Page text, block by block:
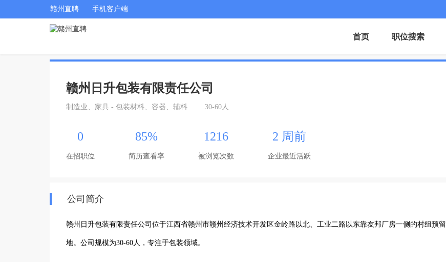
赣州直聘 手机客户端
首页 职位搜索
赣州日升包装有限责任公司
制造业、家具 - 包装材料、容器、辅料 30-60人
0
在招职位
85%
简历查看率
1216
被浏览次数
2 周前
企业最近活跃
公司简介
赣州日升包装有限责任公司位于江西省赣州市赣州经济技术开发区金岭路以北、工业二路以东靠友邦厂房一侧的村组预留
地。公司规模为30-60人，专注于包装领域。